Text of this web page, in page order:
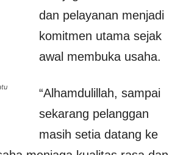
dan pelayanan menjadi
komitmen utama sejak
awal membuka usaha.
“Alhamdulillah, sampai
sekarang pelanggan
masih setia datang ke